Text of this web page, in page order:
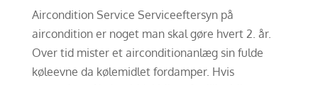
Aircondition Service Serviceeftersyn på
aircondition er noget man skal gøre hvert 2. år.
Over tid mister et airconditionanlæg sin fulde
køleevne da kølemidlet fordamper. Hvis